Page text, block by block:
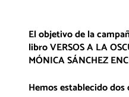
El objetivo de la
libro VERSOS A LA
MÓNICA SÁNCHEZ
Hemos establecido